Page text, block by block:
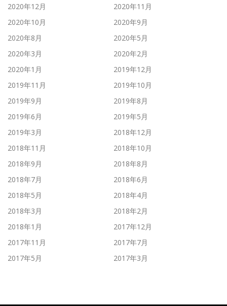
2020年12月
2020年11月
2020年10月
2020年9月
2020年8月
2020年5月
2020年3月
2020年2月
2020年1月
2019年12月
2019年11月
2019年10月
2019年9月
2019年8月
2019年6月
2019年5月
2019年3月
2018年12月
2018年11月
2018年10月
2018年9月
2018年8月
2018年7月
2018年6月
2018年5月
2018年4月
2018年3月
2018年2月
2018年1月
2017年12月
2017年11月
2017年7月
2017年5月
2017年3月